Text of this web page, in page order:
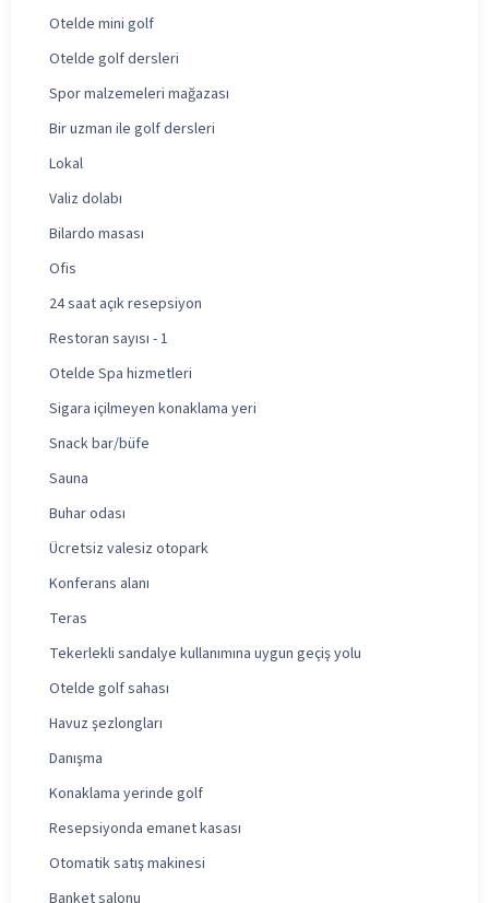
Otelde mini golf
Otelde golf dersleri
Spor malzemeleri mağazası
Bir uzman ile golf dersleri
Lokal
Valiz dolabı
Bilardo masası
Ofis
24 saat açık resepsiyon
Restoran sayısı - 1
Otelde Spa hizmetleri
Sigara içilmeyen konaklama yeri
Snack bar/büfe
Sauna
Buhar odası
Ücretsiz valesiz otopark
Konferans alanı
Teras
Tekerlekli sandalye kullanımına uygun geçiş yolu
Otelde golf sahası
Havuz şezlongları
Danışma
Konaklama yerinde golf
Resepsiyonda emanet kasası
Otomatik satış makinesi
Banket salonu